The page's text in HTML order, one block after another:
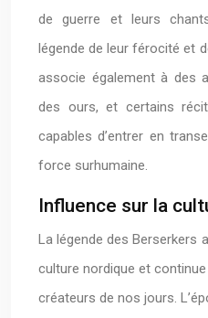
de guerre et leurs
légende de leur férocité et
associe également à des
des ours, et certains
capables d’entrer en
force surhumaine.
Influence sur la
La légende des Berserkers
culture nordique et
créateurs de nos jours.